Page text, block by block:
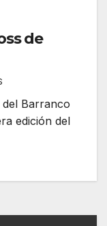
de
Barranco
edición del